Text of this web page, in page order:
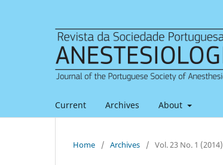
Current Archives About
Home / Archives / Vol. 23 No. 1 (2014)